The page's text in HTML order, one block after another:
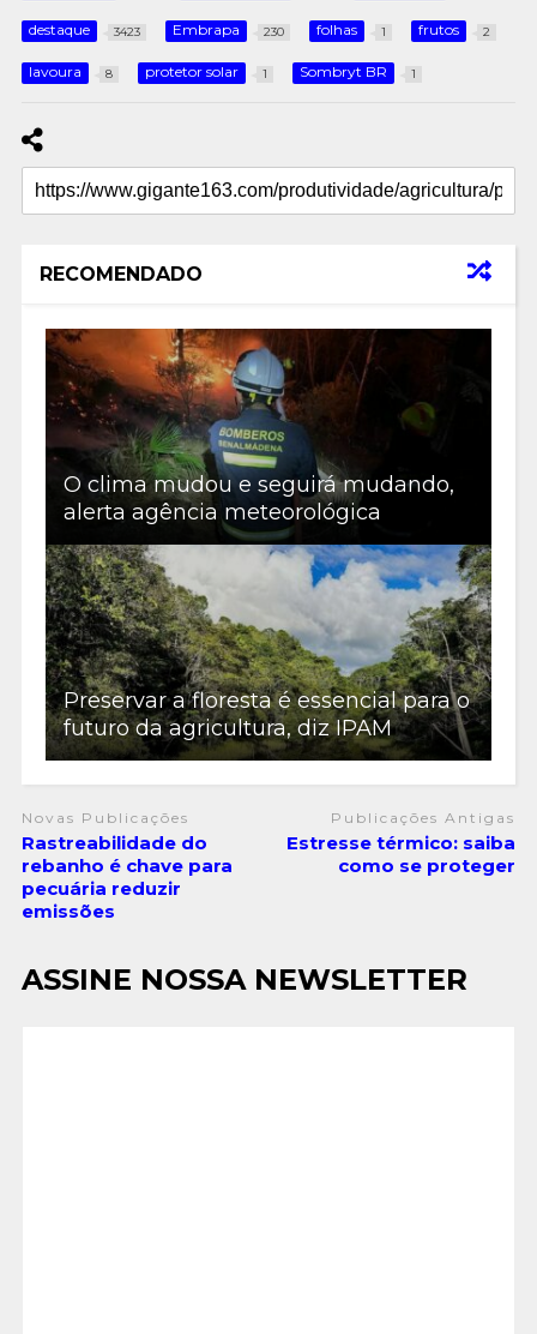
destaque 3423 Embrapa 230 folhas 1 frutos 2
lavoura 8 protetor solar 1 Sombryt BR 1
RECOMENDADO
O clima mudou e seguirá mudando,
alerta agência meteorológica
Preservar a floresta é essencial para o
futuro da agricultura, diz IPAM
Novas Publicações
Rastreabilidade do
rebanho é chave para
pecuária reduzir
emissões
Publicações Antigas
Estresse térmico: saiba
como se proteger
ASSINE NOSSA NEWSLETTER